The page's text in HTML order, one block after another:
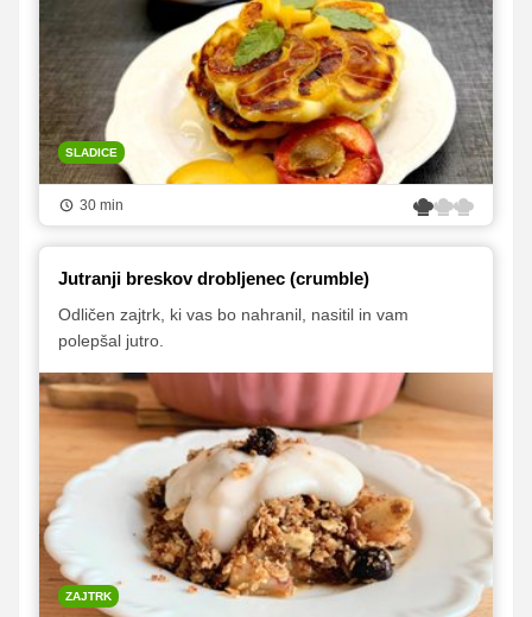
SLADICE
30 min
Jutranji breskov drobljenec (crumble)
Odličen zajtrk, ki vas bo nahranil, nasitil in vam
polepšal jutro.
ZAJTRK